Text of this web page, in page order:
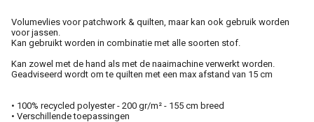
Volumevlies voor patchwork & quilten, maar kan ook gebruik worden
voor jassen.
Kan gebruikt worden in combinatie met alle soorten stof.
Kan zowel met de hand als met de naaimachine verwerkt worden.
Geadviseerd wordt om te quilten met een max afstand van 15 cm
• 100% recycled polyester - 200 gr/m² - 155 cm breed
• Verschillende toepassingen